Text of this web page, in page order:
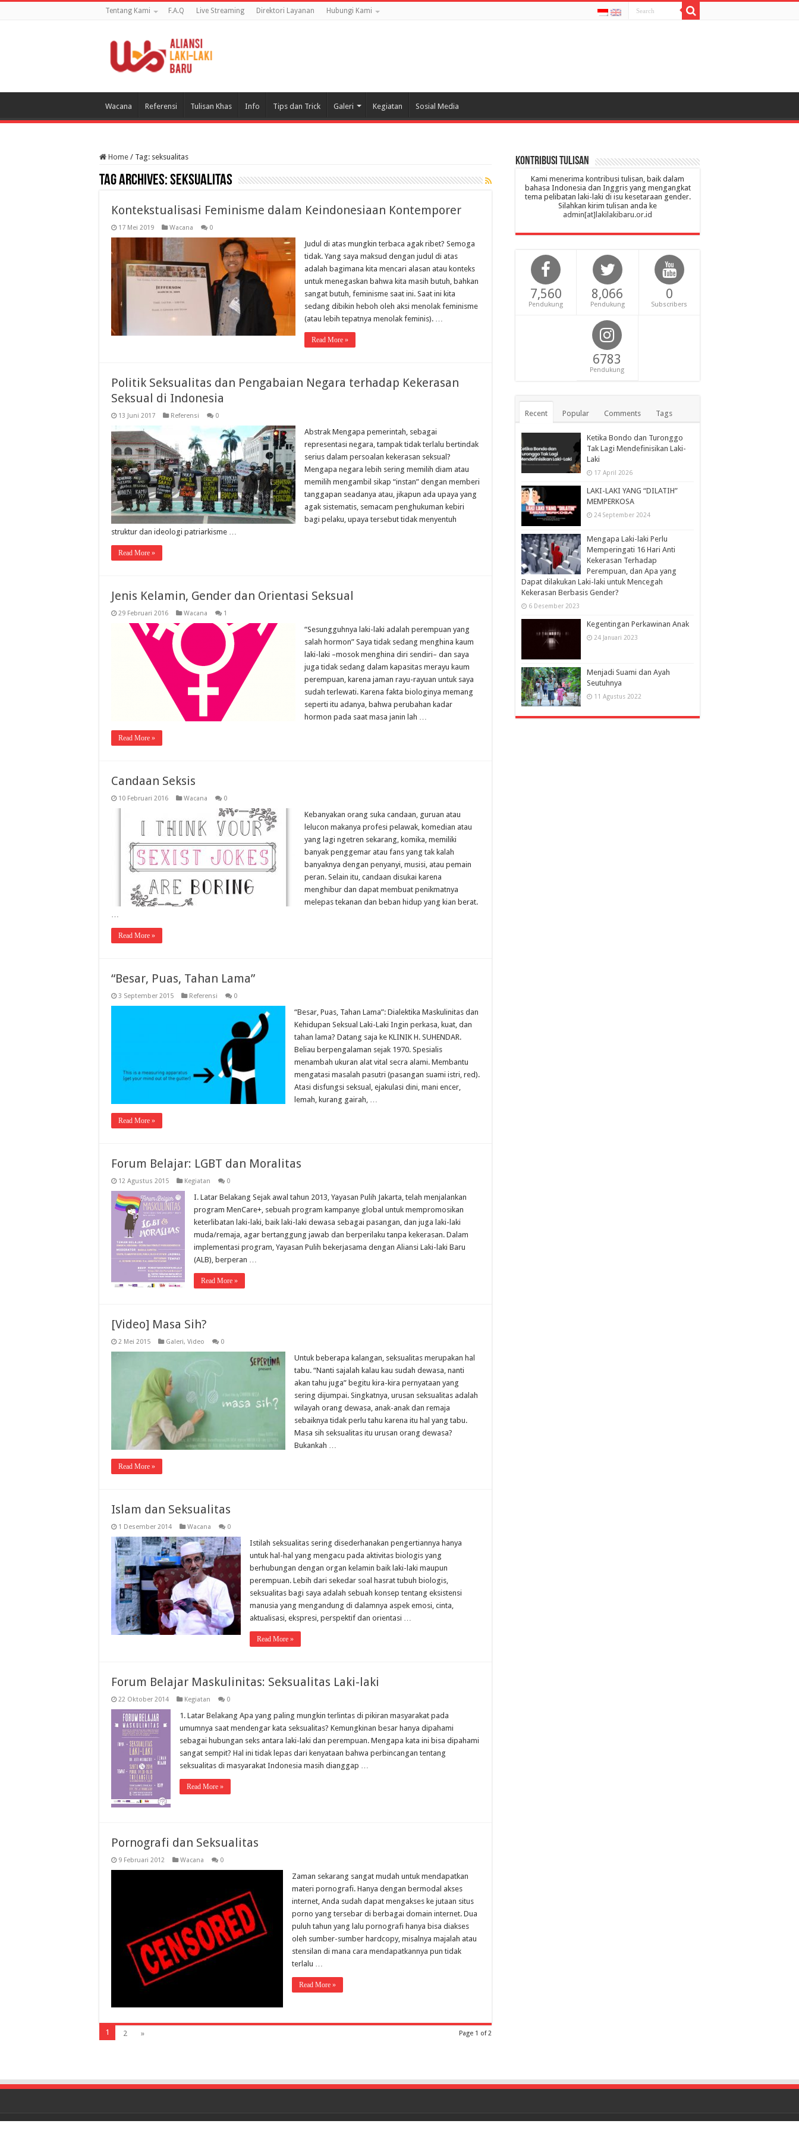
Tentang Kami F.A.Q Live Streaming Direktori Layanan Hubungi Kami
Wacana Referensi Tulisan Khas Info Tips dan Trick Galeri Kegiatan Sosial Media
Home / Tag: seksualitas
Tag Archives:seksualitas
Kontekstualisasi Feminisme dalam Keindonesiaan Kontemporer
17 Mei 2019 Wacana 0
Judul di atas mungkin terbaca agak ribet? Semoga
tidak. Yang saya maksud dengan judul di atas
adalah bagimana kita mencari alasan atau konteks
untuk menegaskan bahwa kita masih butuh, bahkan
sangat butuh, feminisme saat ini. Saat ini kita
sedang dibikin heboh oleh aksi menolak feminisme
(atau lebih tepatnya menolak feminis). …
Read More »
Politik Seksualitas dan Pengabaian Negara terhadap Kekerasan
Seksual di Indonesia
13 Juni 2017 Referensi 0
Abstrak Mengapa pemerintah, sebagai
representasi negara, tampak tidak terlalu bertindak
serius dalam persoalan kekerasan seksual?
Mengapa negara lebih sering memilih diam atau
memilih mengambil sikap “instan” dengan memberi
tanggapan seadanya atau, jikapun ada upaya yang
agak sistematis, semacam penghukuman kebiri
bagi pelaku, upaya tersebut tidak menyentuh
struktur dan ideologi patriarkisme …
Read More »
Jenis Kelamin, Gender dan Orientasi Seksual
29 Februari 2016 Wacana 1
“Sesungguhnya laki-laki adalah perempuan yang
salah hormon” Saya tidak sedang menghina kaum
laki-laki –mosok menghina diri sendiri– dan saya
juga tidak sedang dalam kapasitas merayu kaum
perempuan, karena jaman rayu-rayuan untuk saya
sudah terlewati. Karena fakta biologinya memang
seperti itu adanya, bahwa perubahan kadar
hormon pada saat masa janin lah …
Read More »
Candaan Seksis
10 Februari 2016 Wacana 0
Kebanyakan orang suka candaan, guruan atau
lelucon makanya profesi pelawak, komedian atau
yang lagi ngetren sekarang, komika, memiliki
banyak penggemar atau fans yang tak kalah
banyaknya dengan penyanyi, musisi, atau pemain
peran. Selain itu, candaan disukai karena
menghibur dan dapat membuat penikmatnya
melepas tekanan dan beban hidup yang kian berat.
Read More »
“Besar, Puas, Tahan Lama”
3 September 2015 Referensi 0
“Besar, Puas, Tahan Lama”: Dialektika Maskulinitas dan
Kehidupan Seksual Laki-Laki Ingin perkasa, kuat, dan
tahan lama? Datang saja ke KLINIK H. SUHENDAR.
Beliau berpengalaman sejak 1970. Spesialis
menambah ukuran alat vital secra alami. Membantu
mengatasi masalah pasutri (pasangan suami istri, red).
Atasi disfungsi seksual, ejakulasi dini, mani encer,
lemah, kurang gairah, …
Read More »
Forum Belajar: LGBT dan Moralitas
12 Agustus 2015 Kegiatan 0
I. Latar Belakang Sejak awal tahun 2013, Yayasan Pulih Jakarta, telah menjalankan
program MenCare+, sebuah program kampanye global untuk mempromosikan
keterlibatan laki-laki, baik laki-laki dewasa sebagai pasangan, dan juga laki-laki
muda/remaja, agar bertanggung jawab dan berperilaku tanpa kekerasan. Dalam
implementasi program, Yayasan Pulih bekerjasama dengan Aliansi Laki-laki Baru
(ALB), berperan …
Read More »
[Video] Masa Sih?
2 Mei 2015 Galeri, Video 0
Untuk beberapa kalangan, seksualitas merupakan hal
tabu. “Nanti sajalah kalau kau sudah dewasa, nanti
akan tahu juga” begitu kira-kira pernyataan yang
sering dijumpai. Singkatnya, urusan seksualitas adalah
wilayah orang dewasa, anak-anak dan remaja
sebaiknya tidak perlu tahu karena itu hal yang tabu.
Masa sih seksualitas itu urusan orang dewasa?
Bukankah …
Read More »
Islam dan Seksualitas
1 Desember 2014 Wacana 0
Istilah seksualitas sering disederhanakan pengertiannya hanya
untuk hal-hal yang mengacu pada aktivitas biologis yang
berhubungan dengan organ kelamin baik laki-laki maupun
perempuan. Lebih dari sekedar soal hasrat tubuh biologis,
seksualitas bagi saya adalah sebuah konsep tentang eksistensi
manusia yang mengandung di dalamnya aspek emosi, cinta,
aktualisasi, ekspresi, perspektif dan orientasi …
Read More »
Forum Belajar Maskulinitas: Seksualitas Laki-laki
22 Oktober 2014 Kegiatan 0
1. Latar Belakang Apa yang paling mungkin terlintas di pikiran masyarakat pada
umumnya saat mendengar kata seksualitas? Kemungkinan besar hanya dipahami
sebagai hubungan seks antara laki-laki dan perempuan. Mengapa kata ini bisa dipahami
sangat sempit? Hal ini tidak lepas dari kenyataan bahwa perbincangan tentang
seksualitas di masyarakat Indonesia masih dianggap …
Read More »
Pornografi dan Seksualitas
9 Februari 2012 Wacana 0
Zaman sekarang sangat mudah untuk mendapatkan
materi pornografi. Hanya dengan bermodal akses
internet, Anda sudah dapat mengakses ke jutaan situs
porno yang tersebar di berbagai domain internet. Dua
puluh tahun yang lalu pornografi hanya bisa diakses
oleh sumber-sumber hardcopy, misalnya majalah atau
stensilan di mana cara mendapatkannya pun tidak
terlalu …
Read More »
Page 1 of 2
1 2 »
Kontribusi Tulisan
Kami menerima kontribusi tulisan, baik dalam
bahasa Indonesia dan Inggris yang mengangkat
tema pelibatan laki-laki di isu kesetaraan gender.
Silahkan kirim tulisan anda ke
admin[at]lakilakibaru.or.id
7,560
Pendukung
8,066
Pendukung
0
Subscribers
6783
Pendukung
Recent Popular Comments Tags
Ketika Bondo dan Turonggo
Tak Lagi Mendefinisikan Laki-
Laki
17 April 2026
LAKI-LAKI YANG “DILATIH”
MEMPERKOSA
24 September 2024
Mengapa Laki-laki Perlu
Memperingati 16 Hari Anti
Kekerasan Terhadap
Perempuan, dan Apa yang
Dapat dilakukan Laki-laki untuk Mencegah
Kekerasan Berbasis Gender?
6 Desember 2023
Kegentingan Perkawinan Anak
24 Januari 2023
Menjadi Suami dan Ayah
Seutuhnya
11 Agustus 2022